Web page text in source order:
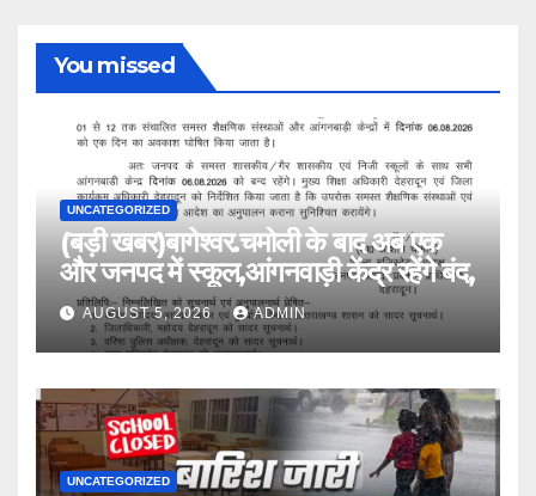
You missed
UNCATEGORIZED
(बड़ी खबर)बागेश्वर.चमोली के बाद अब एक
और जनपद में स्कूल,आंगनवाड़ी केंद्र रहेंगे बंद,
AUGUST 5, 2026 ADMIN
UNCATEGORIZED